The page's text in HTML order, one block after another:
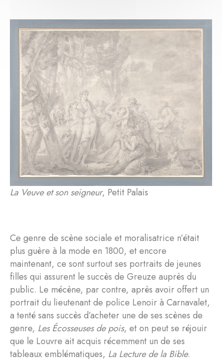
La Veuve et son seigneur, Petit Palais
Ce genre de scène sociale et moralisatrice n’était
plus guère à la mode en 1800, et encore
maintenant, ce sont surtout ses portraits de jeunes
filles qui assurent le succès de Greuze auprès du
public. Le mécène, par contre, après avoir offert un
portrait du lieutenant de police Lenoir à Carnavalet,
a tenté sans succès d’acheter une de ses scènes de
genre, Les Écosseuses de pois, et on peut se réjouir
que le Louvre ait acquis récemment un de ses
tableaux emblématiques, La Lecture de la Bible.